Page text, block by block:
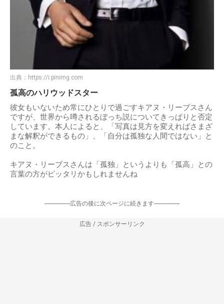
出典： https://i.pinimg.com
孤高のハリウッドスター
彼女もいないため常にひとりで過ごすキアヌ・リーブスさん
ですが、世界から噂されるぼっち説についてきっぱりと否定
しています。本人によると、「写真は見方を変えればさまざ
まな解釈ができるもの」、「自分は孤独な人間ではない」と
のこと。
キアヌ・リーブスさんは「孤独」というよりも「孤高」との
言葉の方がピッタリかもしれませんね
-----------------広告の後に次ページに続きます-----------------
広告 / スポンサーリンク